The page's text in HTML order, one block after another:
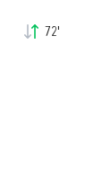
72'